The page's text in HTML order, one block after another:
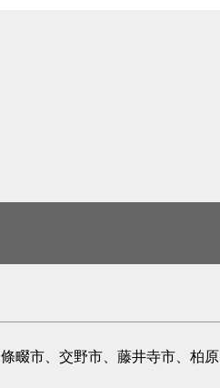
畷市、交野市、藤井寺市、柏原